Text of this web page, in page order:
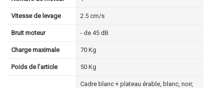
Vitesse de levage 2.5 cm/s
Bruit moteur - de 45 dB
Charge maximale 70 Kg
Poids de l’article 50 Kg
Cadre blanc + plateau érable, blanc, noir,